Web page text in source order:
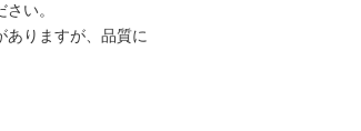
い。
ありますが、品質に